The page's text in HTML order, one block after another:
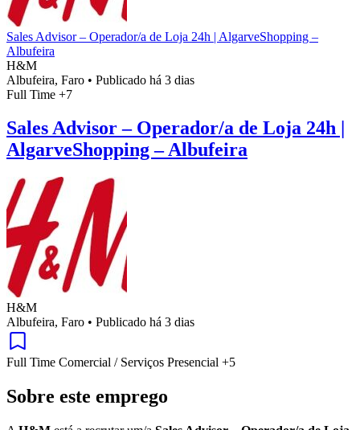
Sales Advisor – Operador/a de Loja 24h | AlgarveShopping –
Albufeira
H&M
Albufeira, Faro • Publicado há 3 dias
Full Time +7
Sales Advisor – Operador/a de Loja 24h |
AlgarveShopping – Albufeira
H&M
Albufeira, Faro • Publicado há 3 dias
Full Time Comercial / Serviços Presencial +5
Sobre este emprego